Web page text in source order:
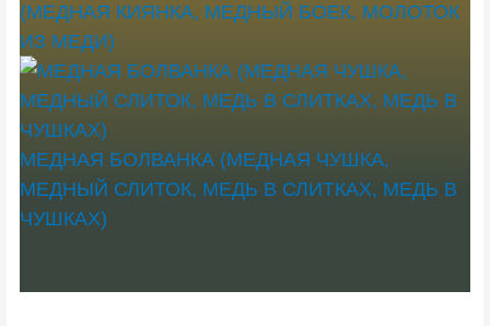
(МЕДНАЯ КИЯНКА, МЕДНЫЙ БОЕК, МОЛОТОК
ИЗ МЕДИ)
МЕДНАЯ БОЛВАНКА (МЕДНАЯ ЧУШКА,
МЕДНЫЙ СЛИТОК, МЕДЬ В СЛИТКАХ, МЕДЬ В
ЧУШКАХ)